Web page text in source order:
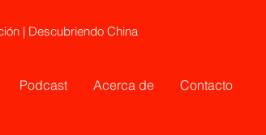
| Descubriendo China
Podcast Acerca de Contacto